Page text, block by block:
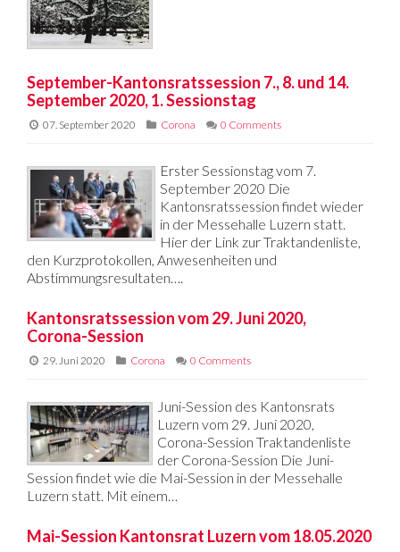
September-Kantonsratssession 7., 8. und 14.
September 2020, 1. Sessionstag
07. September 2020 Corona 0 Comments
Erster Sessionstag vom 7.
September 2020 Die
Kantonsratssession findet wieder
in der Messehalle Luzern statt.
Hier der Link zur Traktandenliste,
den Kurzprotokollen, Anwesenheiten und
Abstimmungsresultaten….
Kantonsratssession vom 29. Juni 2020,
Corona-Session
29. Juni 2020 Corona 0 Comments
Juni-Session des Kantonsrats
Luzern vom 29. Juni 2020,
Corona-Session Traktandenliste
der Corona-Session Die Juni-
Session findet wie die Mai-Session in der Messehalle
Luzern statt. Mit einem…
Mai-Session Kantonsrat Luzern vom 18.05.2020